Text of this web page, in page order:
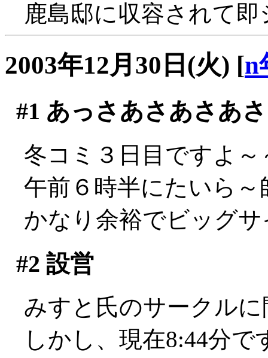
鹿島邸に収容されて
2003年12月30日(火) [n
#1 あっさあさあさあ
冬コミ３日目ですよ
午前６時半にたいら
かなり余裕でビッグ
#2 設営
みすと氏のサークル
しかし、現在8:44分